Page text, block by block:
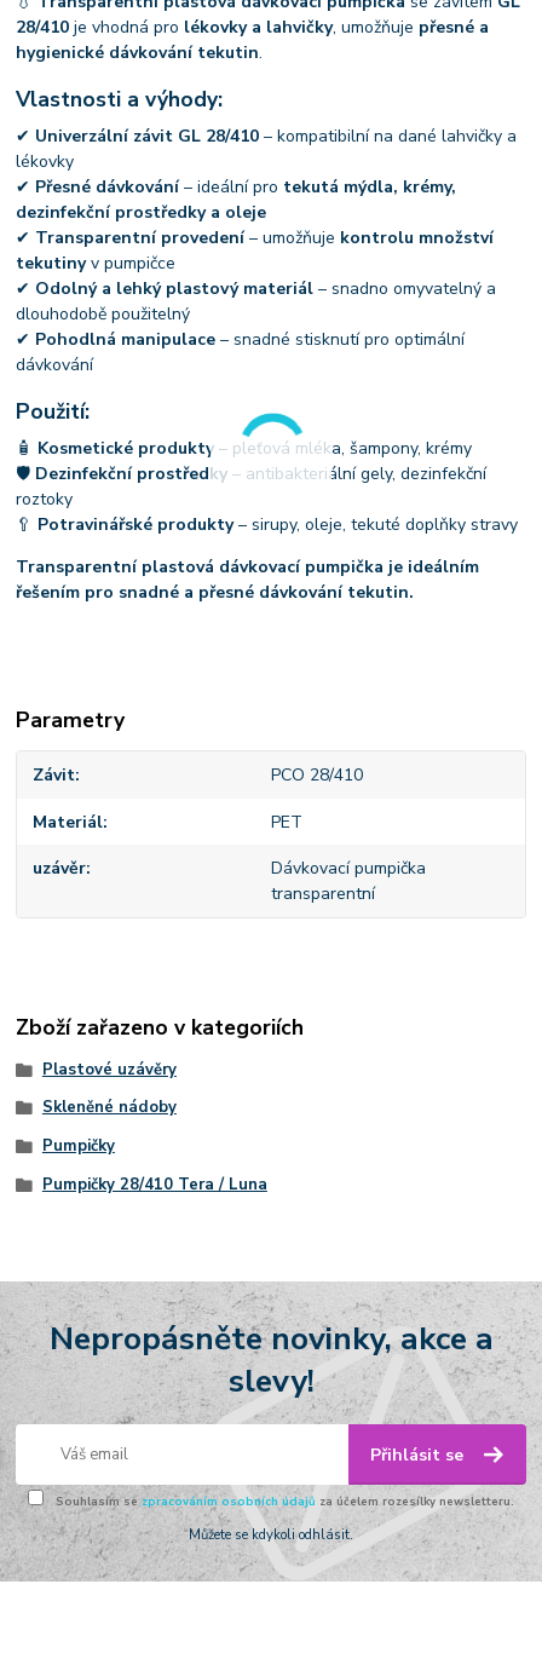
28/410 je vhodná pro lékovky a lahvičky, umožňuje přesné a
hygienické dávkování tekutin.
Vlastnosti a výhody:
✔ Univerzální závit GL 28/410 – kompatibilní na dané lahvičky a
lékovky
✔ Přesné dávkování– ideální pro tekutá mýdla, krémy,
dezinfekční prostředky a oleje
✔ Transparentní provedení– umožňuje kontrolu množství
tekutinyv pumpičce
✔ Odolný a lehký plastový materiál – snadno omyvatelný a
dlouhodobě použitelný
✔ Pohodlná manipulace – snadné stisknutí pro optimální
dávkování
Použití:
🧴 Kosmetické produkty – pleťová mléka, šampony, krémy
🛡 Dezinfekční prostředky – antibakteriální gely, dezinfekční
roztoky
🥄 Potravinářské produkty– sirupy, oleje, tekuté doplňky stravy
Transparentní plastová dávkovací pumpička je ideálním
řešením pro snadné a přesné dávkování tekutin.
Parametry
Závit PCO 28/410
Materiál PET
uzávěr
Dávkovací pumpička
transparentní
Zboží zařazeno v kategoriích
Plastové uzávěry
Skleněné nádoby
Pumpičky
Pumpičky 28/410 Tera / Luna
Nepropásněte novinky, akce a
slevy!
Přihlásit se
Souhlasím se zpracováním osobních údajů za účelem rozesílky newsletteru.
Můžete se kdykoli odhlásit.